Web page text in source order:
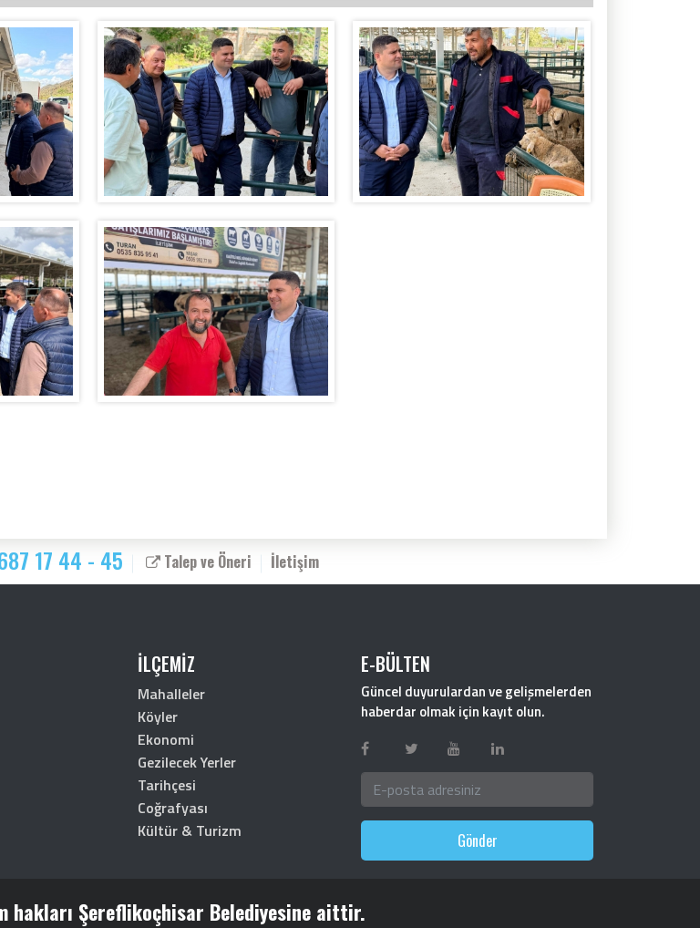
17 44 - 45 Talep ve Öneri İletişim
İLÇEMİZ
Mahalleler
Köyler
Ekonomi
Gezilecek Yerler
Tarihçesi
Coğrafyası
Kültür & Turizm
E-BÜLTEN
Güncel duyurulardan ve gelişmelerden
haberdar olmak için kayıt olun.
Gönder
hakları Şereflikoçhisar Belediyesine aittir.